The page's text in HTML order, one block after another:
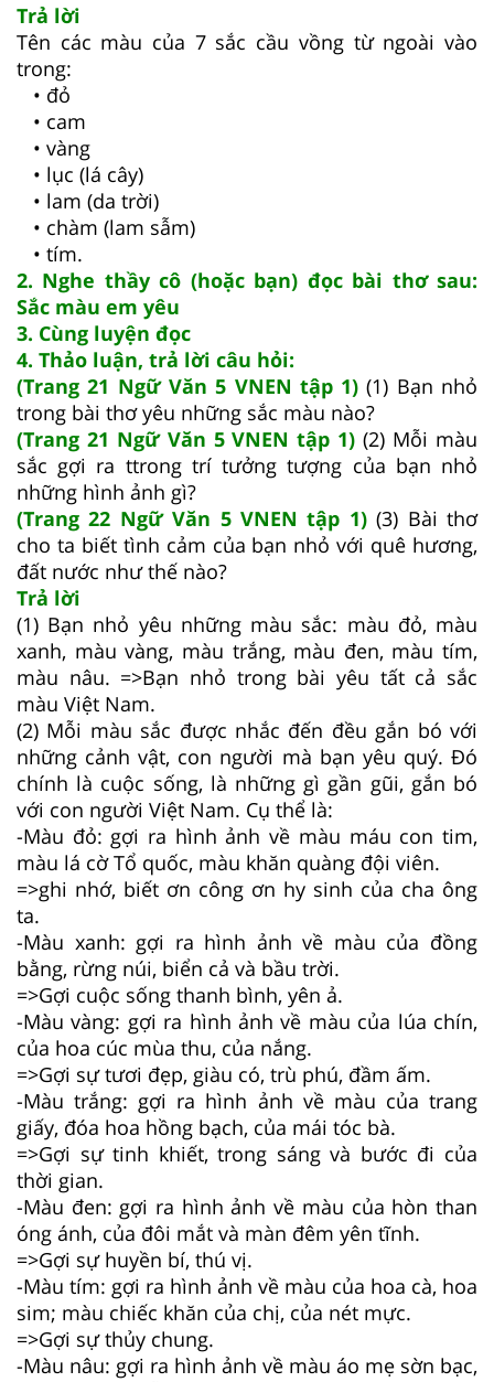
Trả lời
Tên các màu của 7 sắc cầu vồng từ ngoài vào
trong:
• đỏ
• cam
• vàng
• lục (lá cây)
• lam (da trời)
• chàm (lam sẫm)
• tím.
2. Nghe thầy cô (hoặc bạn) đọc bài thơ sau:
Sắc màu em yêu
3. Cùng luyện đọc
4. Thảo luận, trả lời câu hỏi:
(Trang 21 Ngữ Văn 5 VNEN tập 1) (1) Bạn nhỏ
trong bài thơ yêu những sắc màu nào?
(Trang 21 Ngữ Văn 5 VNEN tập 1) (2) Mỗi màu
sắc gợi ra ttrong trí tưởng tượng của bạn nhỏ
những hình ảnh gì?
(Trang 22 Ngữ Văn 5 VNEN tập 1)(3) Bài thơ
cho ta biết tình cảm của bạn nhỏ với quê hương,
đất nước như thế nào?
Trả lời
(1) Bạn nhỏ yêu những màu sắc: màu đỏ, màu
xanh, màu vàng, màu trắng, màu đen, màu tím,
màu nâu. =>Bạn nhỏ trong bài yêu tất cả sắc
màu Việt Nam.
(2) Mỗi màu sắc được nhắc đến đều gắn bó với
những cảnh vật, con người mà bạn yêu quý. Đó
chính là cuộc sống, là những gì gần gũi, gắn bó
với con người Việt Nam. Cụ thể là:
-Màu đỏ: gợi ra hình ảnh về màu máu con tim,
màu lá cờ Tổ quốc, màu khăn quàng đội viên.
=>ghi nhớ, biết ơn công ơn hy sinh của cha ông
ta.
-Màu xanh: gợi ra hình ảnh về màu của đồng
bằng, rừng núi, biển cả và bầu trời.
=>Gợi cuộc sống thanh bình, yên ả.
-Màu vàng: gợi ra hình ảnh về màu của lúa chín,
của hoa cúc mùa thu, của nắng.
=>Gợi sự tươi đẹp, giàu có, trù phú, đầm ấm.
-Màu trắng: gợi ra hình ảnh về màu của trang
giấy, đóa hoa hồng bạch, của mái tóc bà.
=>Gợi sự tinh khiết, trong sáng và bước đi của
thời gian.
-Màu đen: gợi ra hình ảnh về màu của hòn than
óng ánh, của đôi mắt và màn đêm yên tĩnh.
=>Gợi sự huyền bí, thú vị.
-Màu tím: gợi ra hình ảnh về màu của hoa cà, hoa
sim; màu chiếc khăn của chị, của nét mực.
=>Gợi sự thủy chung.
-Màu nâu: gợi ra hình ảnh về màu áo mẹ sờn bạc,